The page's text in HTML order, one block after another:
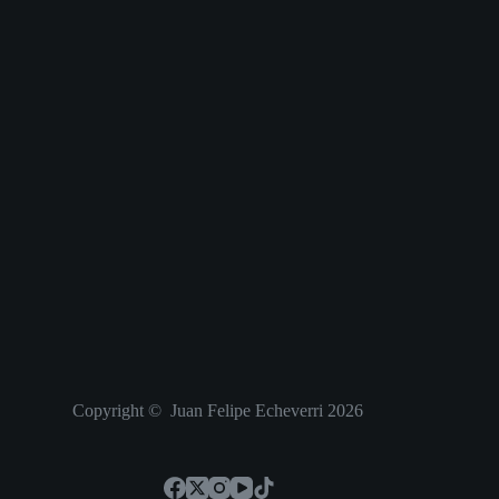
Copyright © Juan Felipe Echeverri 2026